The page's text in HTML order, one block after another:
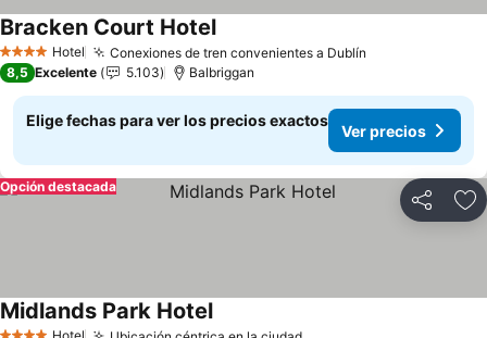
4 EstrellasHotel Conexiones de tren convenientes a Dublín
Bracken Court HotelVer precios
8,5 Excelente 5.103 Balbriggan
Elige fechas para ver los precios exactos
Ver precios
Compartir
Opción destacada
Hotel
Midlands Park HotelVer precios